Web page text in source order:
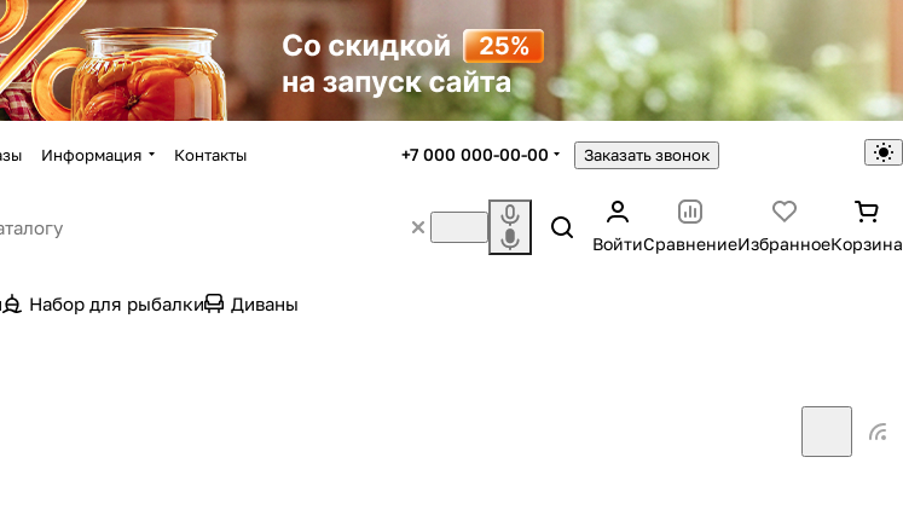
Информация Контакты +7 000 000-00-00 Заказать звонок
ВойтиСравнениеИзбранноеКорзина
Набор для рыбалки Диваны